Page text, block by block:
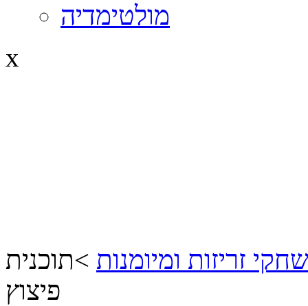
מולטימדיה
x
זריזות ומיומנות >תוכנית
פיצוץ